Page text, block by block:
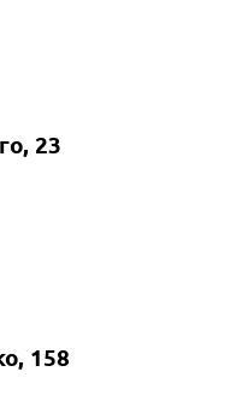
23
158